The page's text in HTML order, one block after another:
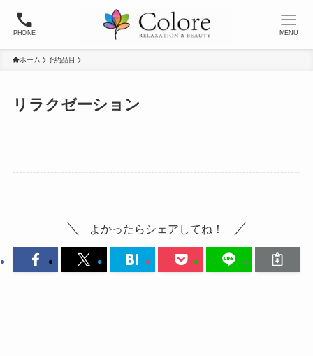
PHONE MENU
ホーム 予約品目
リラクゼーション
よかったらシェアしてね！